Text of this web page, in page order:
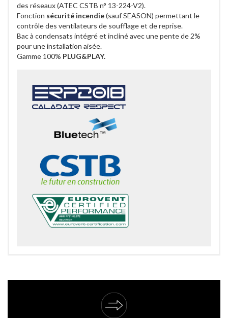
des réseaux (ATEC CSTB n° 13-224-V2).
Fonction sécurité incendie(sauf SEASON) permettant le
contrôle des ventilateurs de soufflage et de reprise.
Bac à condensats intégré et incliné avec une pente de 2%
pour une installation aisée.
Gamme 100% PLUG&PLAY.